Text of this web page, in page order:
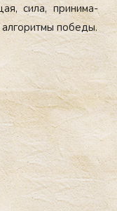
си­ла, при­нима­
по­беды.